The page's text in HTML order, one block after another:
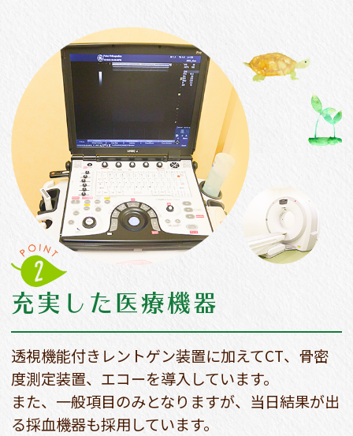
充実した医療機器
透視機能付きレントゲン装置に加えてCT、骨密
度測定装置、エコーを導入しています。
また、一般項目のみとなりますが、当日結果が出
る採血機器も採用しています。